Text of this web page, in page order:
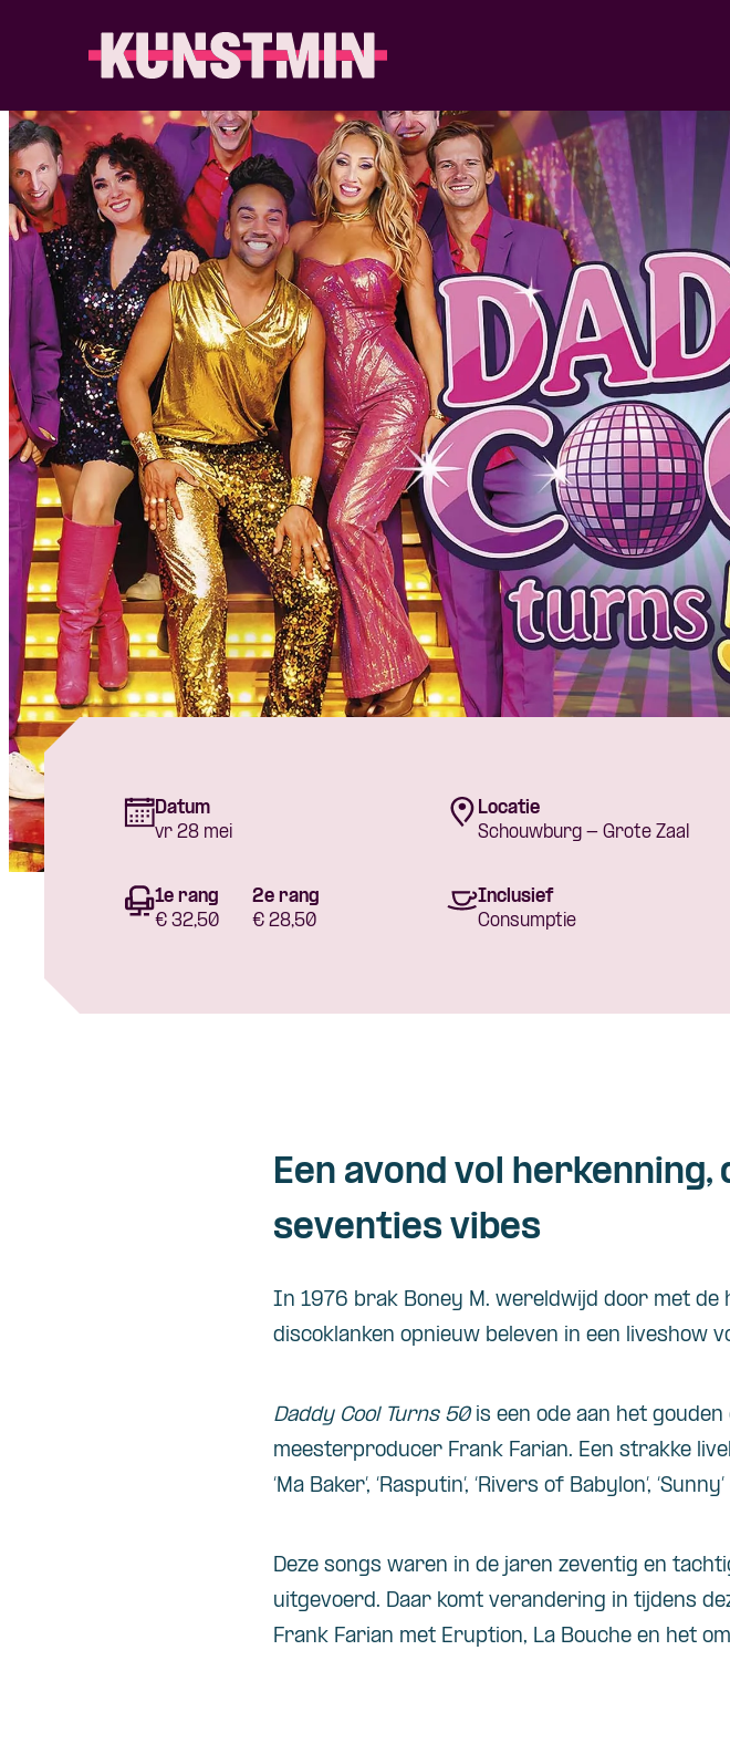
Skip
Datum
vr 28 mei
Locatie
Schouwburg - Grote Zaal
1e rang
€ 32,50
2e rang
€ 28,50
Inclusief
Consumptie
Een avond vol
seventies vibes
In 1976 brak Boney M. wereldwijd door met de
discoklanken opnieuw beleven in een liveshow
Daddy Cool Turns 50is een ode aan het
meesterproducer Frank Farian. Een strakke
‘Ma Baker’, ‘Rasputin’, ‘Rivers of Babylon’,
Deze songs waren in de jaren zeventig en
uitgevoerd. Daar komt verandering in tijdens
Frank Farian met Eruption, La Bouche en het